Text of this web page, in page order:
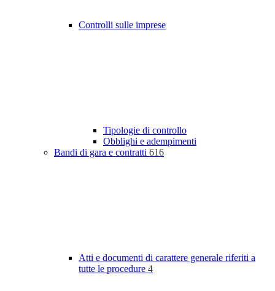
Controlli sulle imprese
Tipologie di controllo
Obblighi e adempimenti
Bandi di gara e contratti 616
Atti e documenti di carattere generale riferiti a
tutte le procedure 4